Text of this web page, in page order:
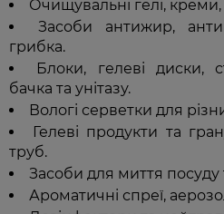
Очищувальні гелі,
Засоби антижир,
грибка.
Блоки, гелеві диски,
бачка та унітазу.
Вологі серветки для
Гелеві продукти та
труб.
Засоби для миття посуду
Ароматичні спреї,